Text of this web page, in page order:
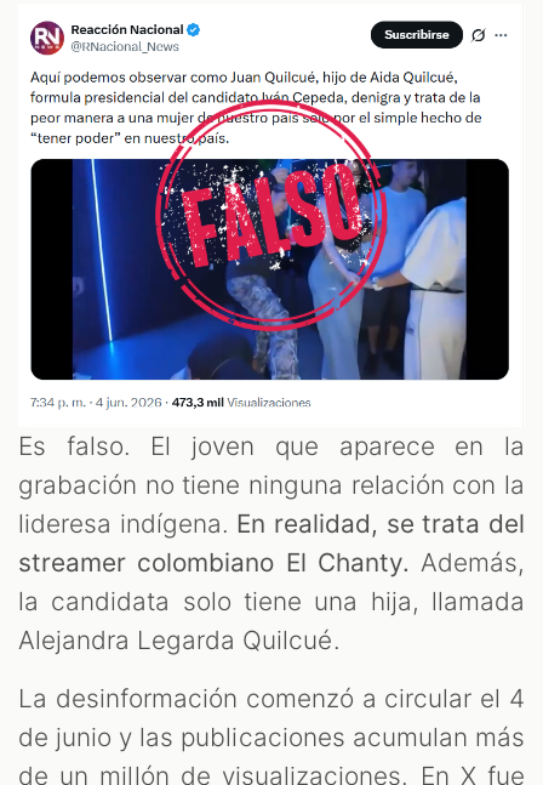
Es falso. El joven que aparece en la
grabación no tiene ninguna relación con la
lideresa indígena. En realidad, se trata del
streamer colombiano El Chanty. Además,
la candidata solo tiene una hija, llamada
Alejandra Legarda Quilcué.
La desinformación comenzó a circular el 4
de junio y las publicaciones acumulan más
de un millón de visualizaciones. En X fue